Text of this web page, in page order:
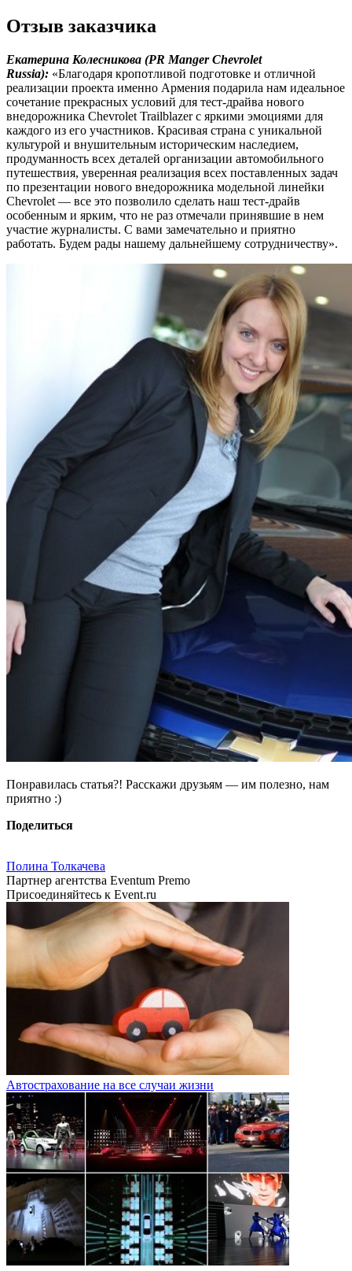
Отзыв заказчика
Екатерина Колесникова (PR MangerChevrolet
Russia): «Благодаря кропотливой подготовке и отличной
реализации проекта именно Армения подарила нам идеальное
сочетание прекрасных условий для тест-драйва нового
внедорожника Chevrolet Trailblazer с яркими эмоциями для
каждого из его участников. Красивая страна с уникальной
культурой и внушительным историческим наследием,
продуманность всех деталей организации автомобильного
путешествия, уверенная реализация всех поставленных задач
по презентации нового внедорожника модельной линейки
Chevrolet — все это позволило сделать наш тест-драйв
особенным и ярким, что не раз отмечали принявшие в нем
участие журналисты. С вами замечательно и приятно
работать. Будем рады нашему дальнейшему сотрудничеству».
Понравилась статья?! Расскажи друзьям — им полезно, нам
приятно :)
Поделиться
Полина Толкачева
Партнер агентства Eventum Premo
Присоединяйтесь к Event.ru
Автострахование на все случаи жизни